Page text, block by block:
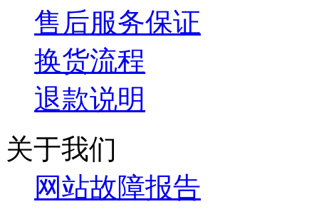
售后服务保证
换货流程
退款说明
关于我们
网站故障报告